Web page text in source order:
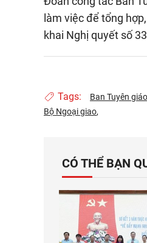
làm việc để tổng
khai Nghị quyết số
Tags: Ban Tuyên
Bộ Ngoại giao
CÓ THỂ BẠN